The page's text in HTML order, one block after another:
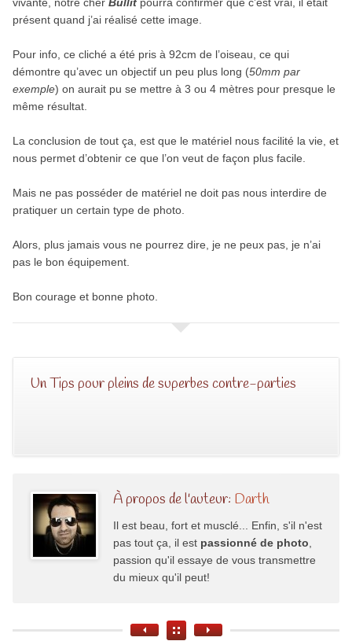
vivante, notre cher Bullitpourra confirmer que c’est vrai, il était
présent quand j’ai réalisé cette image.
Pour info, ce cliché a été pris à 92cm de l’oiseau, ce qui
démontre qu’avec un objectif un peu plus long (50mm par
exemple) on aurait pu se mettre à 3 ou 4 mètres pour presque le
même résultat.
La conclusion de tout ça, est que le matériel nous facilité la vie, et
nous permet d’obtenir ce que l’on veut de façon plus facile.
Mais ne pas posséder de matériel ne doit pas nous interdire de
pratiquer un certain type de photo.
Alors, plus jamais vous ne pourrez dire, je ne peux pas, je n’ai
pas le bon équipement.
Bon courage et bonne photo.
Un Tips pour pleins de superbes contre-parties
À propos de l'auteur: Darth
Il est beau, fort et musclé... Enfin, s'il n'est
pas tout ça, il est passionné de photo,
passion qu'il essaye de vous transmettre
du mieux qu'il peut!